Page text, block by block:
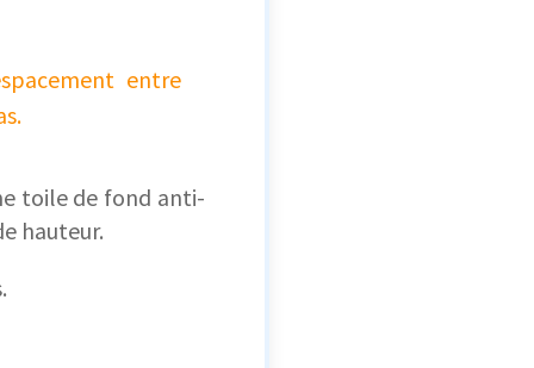
entre
toile de fond anti-
hauteur.